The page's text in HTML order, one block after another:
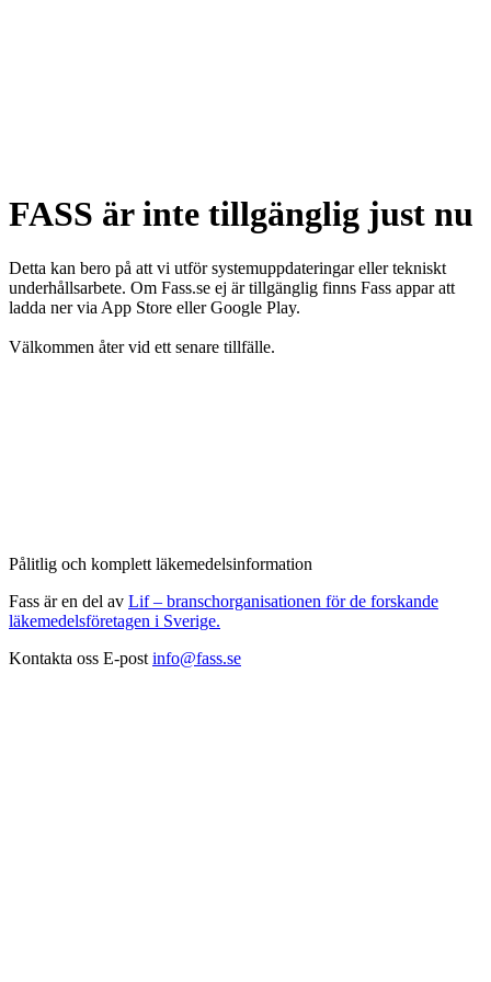
FASS är inte tillgänglig just nu
Detta kan bero på att vi utför systemuppdateringar eller tekniskt
underhållsarbete. Om Fass.se ej är tillgänglig finns Fass appar att
ladda ner via App Store eller Google Play.
Välkommen åter vid ett senare tillfälle.
Pålitlig och komplett läkemedelsinformation
Fass är en del av Lif – branschorganisationen för de forskande
läkemedelsföretagen i Sverige.
Kontakta oss E-post info@fass.se